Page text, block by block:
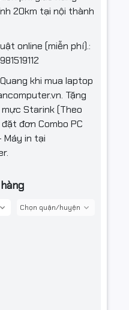
20km tại nội thành
online (miễn phí).:
khi mua laptop
Tặng
Starink (Theo
đơn Combo PC
Máy in tại